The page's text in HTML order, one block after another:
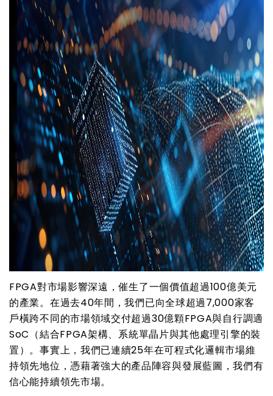
FPGA對市場影響深遠，催生了一個價值超過100億美元
的產業。在過去40年間，我們已向全球超過7,000家客
戶橫跨不同的市場領域交付超過30億顆FPGA與自行調適
SoC （結合FPGA架構、系統單晶片與其他處理引擎的裝
置）。事實上，我們已連續25年在可程式化邏輯市場維
持領先地位，憑藉著強大的產品陣容與發展藍圖，我們有
信心能持續領先市場。